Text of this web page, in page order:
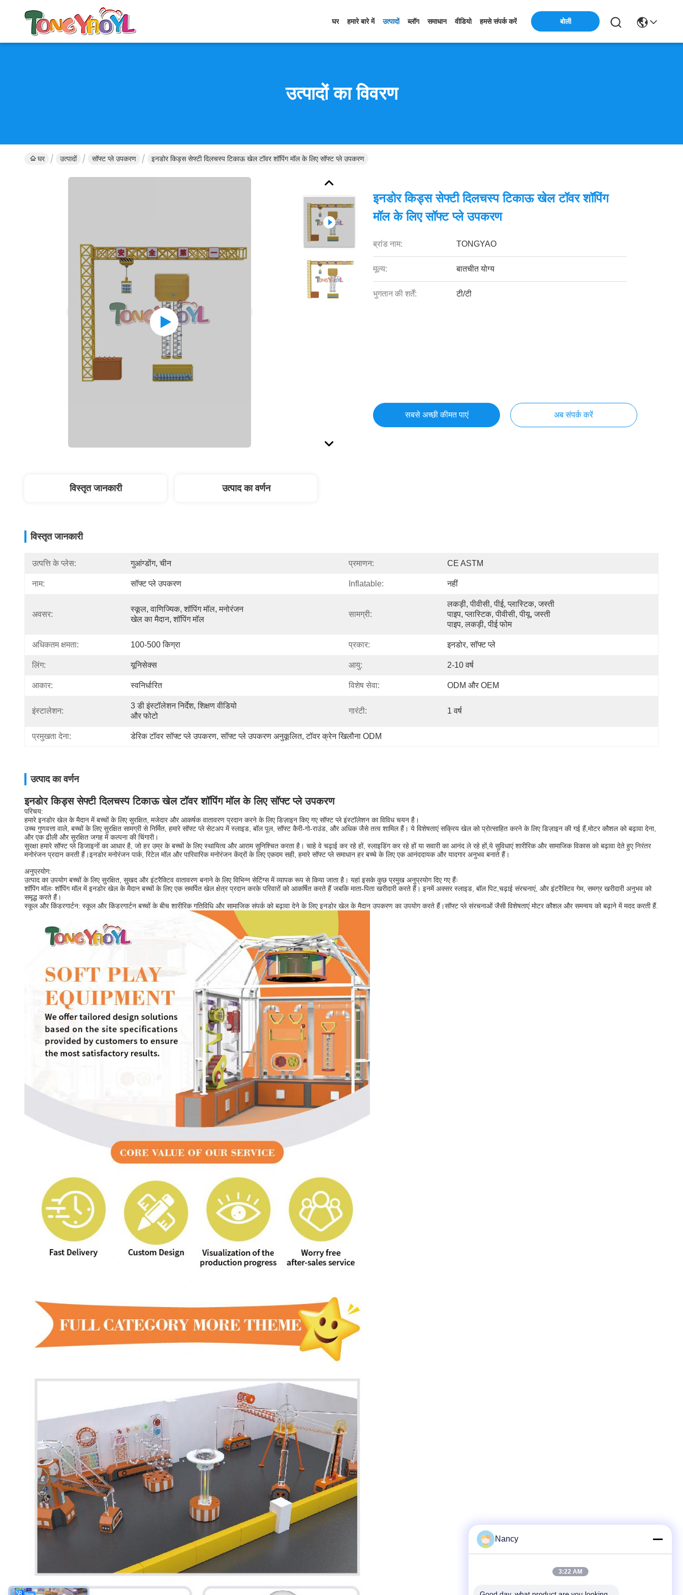
घर हमारे बारे में उत्पादों ब्लॉग समाधान वीडियो हमसे संपर्क करें बोली
उत्पादों का विवरण
घर उत्पादों सॉफ्ट प्ले उपकरण इनडोर किड्स सेफ्टी दिलचस्प टिकाऊ खेल टॉवर शॉपिंग मॉल के लिए सॉफ्ट प्ले उपकरण
इनडोर किड्स सेफ्टी दिलचस्प टिकाऊ खेल टॉवर शॉपिंग
मॉल के लिए सॉफ्ट प्ले उपकरण
ब्रांड नाम: TONGYAO
मूल्य: बातचीत योग्य
भुगतान की शर्तें: टी/टी
सबसे अच्छी कीमत पाएं अब संपर्क करें
विस्तृत जानकारी उत्पाद का वर्णन
विस्तृत जानकारी
उत्पत्ति के प्लेस: गुआंग्डोंग, चीन प्रमाणन: CE ASTM
नाम: सॉफ्ट प्ले उपकरण Inflatable: नहीं
अवसर:
स्कूल, वाणिज्यिक, शॉपिंग मॉल, मनोरंजन
खेल का मैदान, शॉपिंग मॉल
सामग्री:
लकड़ी, पीवीसी, पीई, प्लास्टिक, जस्ती
पाइप, प्लास्टिक, पीवीसी, पीयू, जस्ती
पाइप, लकड़ी, पीई फोम
अधिकतम क्षमता: 100-500 किग्रा प्रकार: इनडोर, सॉफ्ट प्ले
लिंग: यूनिसेक्स आयु: 2-10 वर्ष
आकार: स्वनिर्धारित विशेष सेवा: ODM और OEM
इंस्टालेशन:
3 डी इंस्टॉलेशन निर्देश, शिक्षण वीडियो
और फोटो
गारंटी: 1 वर्ष
प्रमुखता देना: डेरिक टॉवर सॉफ्ट प्ले उपकरण, सॉफ्ट प्ले उपकरण अनुकूलित, टॉवर क्रेन खिलौना ODM
उत्पाद का वर्णन
इनडोर किड्स सेफ्टी दिलचस्प टिकाऊ खेल टॉवर शॉपिंग मॉल के लिए सॉफ्ट प्ले उपकरण
परिचय:
हमारे इनडोर खेल के मैदान में बच्चों के लिए सुरक्षित, मजेदार और आकर्षक वातावरण प्रदान करने के लिए डिज़ाइन किए गए सॉफ्ट प्ले इंस्टॉलेशन का विविध चयन है।
उच्च गुणवत्ता वाले, बच्चों के लिए सुरक्षित सामग्री से निर्मित, हमारे सॉफ्ट प्ले सेटअप में स्लाइड, बॉल पूल, सॉफ्ट कैरी-गो-राउंड, और अधिक जैसे तत्व शामिल हैं। ये विशेषताएं सक्रिय खेल को प्रोत्साहित करने के लिए डिज़ाइन की गई हैं,मोटर कौशल को बढ़ावा देना,
और एक ढीली और सुरक्षित जगह में कल्पना की चिंगारी।
सुरक्षा हमारे सॉफ्ट प्ले डिजाइनों का आधार है, जो हर उम्र के बच्चों के लिए स्थायित्व और आराम सुनिश्चित करता है। चाहे वे चढ़ाई कर रहे हों, स्लाइडिंग कर रहे हों या सवारी का आनंद ले रहे हों,ये सुविधाएं शारीरिक और सामाजिक विकास को बढ़ावा देते हुए निरंतर
मनोरंजन प्रदान करती हैं।इनडोर मनोरंजन पार्क, रिटेल मॉल और पारिवारिक मनोरंजन केंद्रों के लिए एकदम सही, हमारे सॉफ्ट प्ले समाधान हर बच्चे के लिए एक आनंददायक और यादगार अनुभव बनाते हैं।
अनुप्रयोग:
उत्पाद का उपयोग बच्चों के लिए सुरक्षित, सुखद और इंटरैक्टिव वातावरण बनाने के लिए विभिन्न सेटिंग्स में व्यापक रूप से किया जाता है। यहां इसके कुछ प्रमुख अनुप्रयोग दिए गए हैंः
शॉपिंग मॉलः शॉपिंग मॉल में इनडोर खेल के मैदान बच्चों के लिए एक समर्पित खेल क्षेत्र प्रदान करके परिवारों को आकर्षित करते हैं जबकि माता-पिता खरीदारी करते हैं। इनमें अक्सर स्लाइड, बॉल पिट,चढ़ाई संरचनाएं, और इंटरैक्टिव गेम, समग्र खरीदारी अनुभव को
समृद्ध करते हैं।
स्कूल और किंडरगार्टन: स्कूल और किंडरगार्टन बच्चों के बीच शारीरिक गतिविधि और सामाजिक संपर्क को बढ़ावा देने के लिए इनडोर खेल के मैदान उपकरण का उपयोग करते हैं।सॉफ्ट प्ले संरचनाओं जैसी विशेषताएं मोटर कौशल और समन्वय को बढ़ाने में मदद करती हैं.
Nancy
3:22 AM